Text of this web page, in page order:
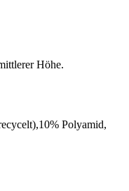
Höhe.
Polyamid,